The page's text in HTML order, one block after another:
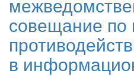
совещание по
в